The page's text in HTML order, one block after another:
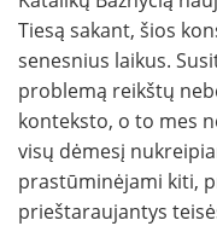
Tiesą sakant, šios
senesnius laikus.
problemą reikštų
konteksto, o to mes
visų dėmesį
prastūminėjami kiti,
prieštaraujantys